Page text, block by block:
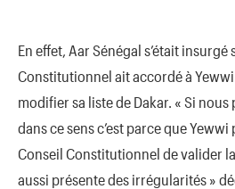
En effet, Aar Sénégal s’était
Constitutionnel ait accordé à
modifier sa liste de Dakar. « Si
dans ce sens c’est parce que
Conseil Constitutionnel de valider
aussi présente des irrégularités »